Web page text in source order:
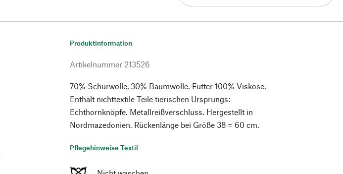
Produktinformation
Artikelnummer 213526
70% Schurwolle, 30% Baumwolle. Futter 100% Viskose.
Enthält nichttextile Teile tierischen Ursprungs:
Echthornknöpfe. Metallreißverschluss. Hergestellt in
Nordmazedonien. Rückenlänge bei Größe 38 = 60 cm.
Pflegehinweise Textil